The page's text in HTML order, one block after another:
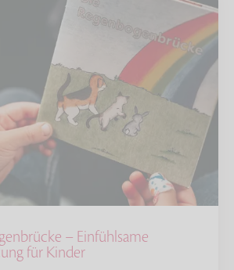
– Einfühlsame
für Kinder